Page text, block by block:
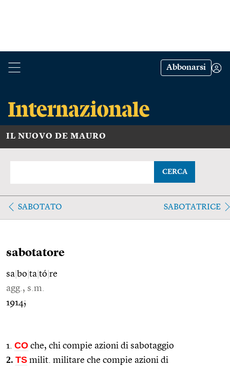
Abbonarsi
IL NUOVO DE MAURO
CERCA
SABOTATO SABOTATRICE
sabotatore
sa bo ta tó re
agg., s.m.
1914;
1. CO che, chi compie azioni di sabotaggio
2. TS milit. militare che compie azioni di